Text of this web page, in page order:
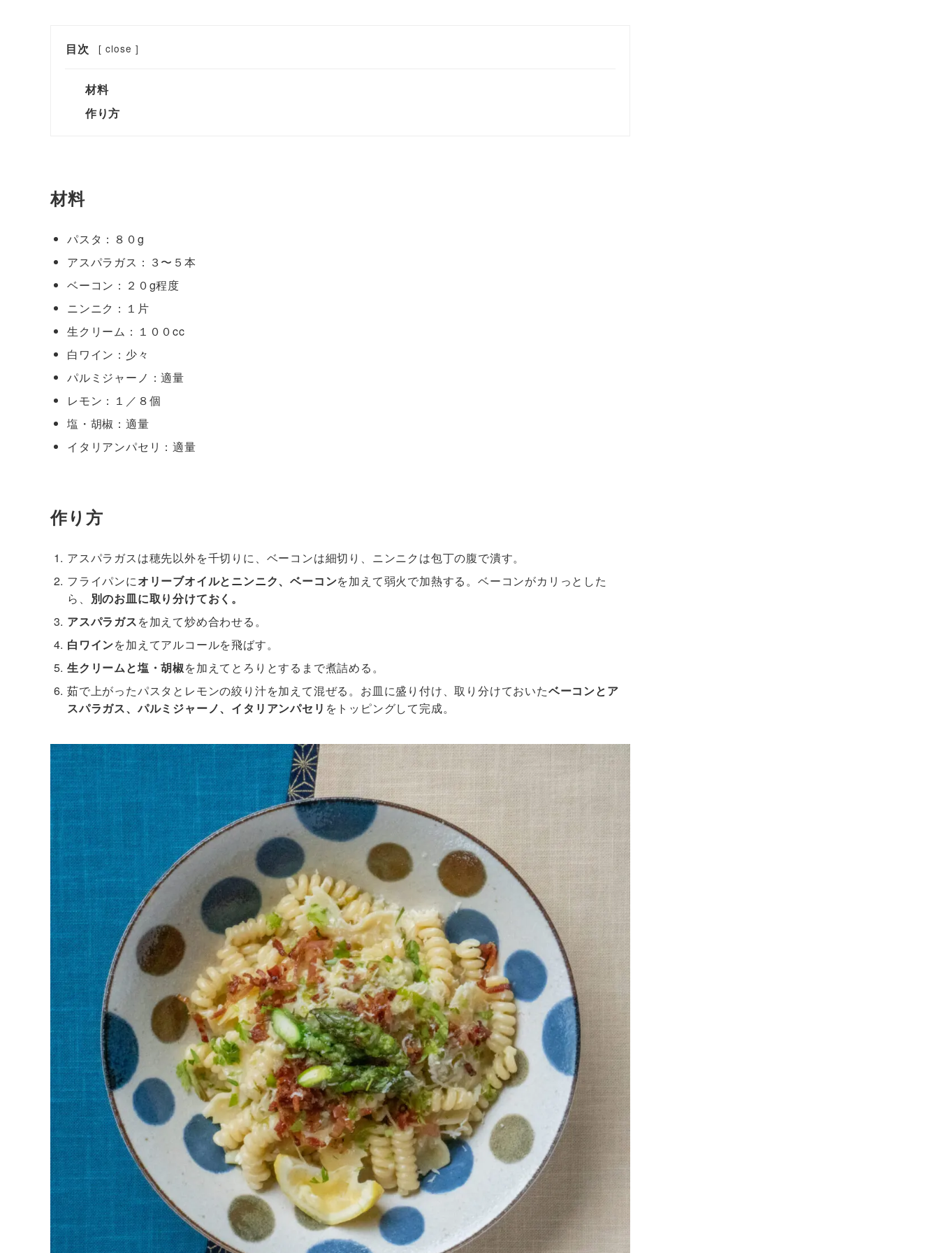
目次 [ close ]
材料
作り方
材料
パスタ：８０g
アスパラガス：３〜５本
ベーコン：２０g程度
ニンニク：１片
生クリーム：１００cc
白ワイン：少々
パルミジャーノ：適量
レモン：１／８個
塩・胡椒：適量
イタリアンパセリ：適量
作り方
アスパラガスは穂先以外を千切りに、ベーコンは細切り、ニンニクは包丁の腹で潰す。
フライパンにオリーブオイルとニンニク、ベーコンを加えて弱火で加熱する。ベーコンがカリっとした
ら、 別のお皿に取り分けておく。
アスパラガスを加えて炒め合わせる。
白ワインを加えてアルコールを飛ばす。
生クリームと塩・胡椒を加えてとろりとするまで煮詰める。
茹で上がったパスタとレモンの絞り汁を加えて混ぜる。お皿に盛り付け、取り分けておいたベーコンとア
スパラガス、パルミジャーノ、イタリアンパセリ をトッピングして完成。